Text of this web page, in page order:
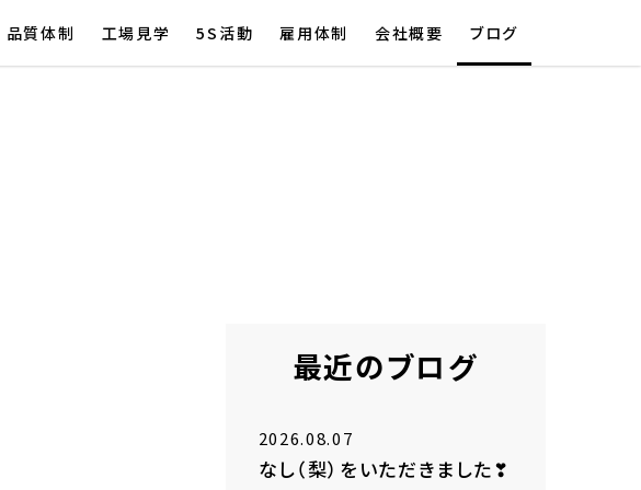
品質体制 工場見学 5S活動 雇用体制 会社概要 ブログ
最近のブログ
2026.08.07
なし（梨）をいただきました❣